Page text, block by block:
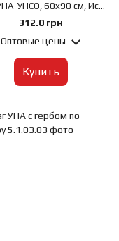
Флаг УНА-УНСО, 60х90 см, Искусственный шелк 50 г/м², Сублимационная печать, односторонний, Карман под древко слева
312.0 грн
Оптовые цены
Купить